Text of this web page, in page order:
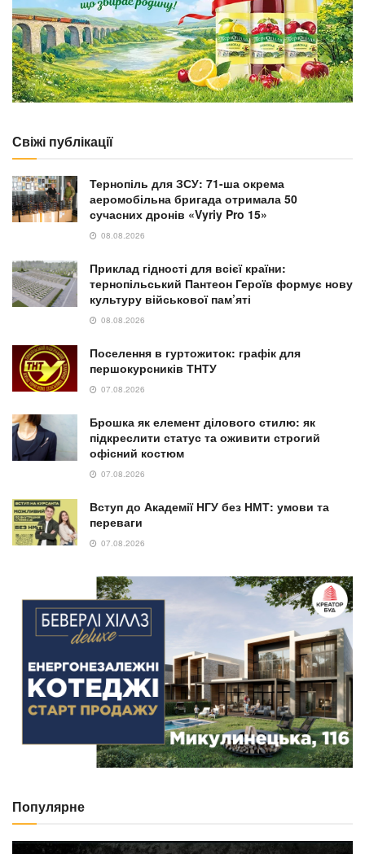
Свіжі публікації
Тернопіль для ЗСУ: 71-ша окрема
аеромобільна бригада отримала 50
сучасних дронів «Vyriy Pro 15»
08.08.2026
Приклад гідності для всієї країни:
тернопільський Пантеон Героїв формує нову
культуру військової пам’яті
08.08.2026
Поселення в гуртожиток: графік для
першокурсників ТНТУ
07.08.2026
Брошка як елемент ділового стилю: як
підкреслити статус та оживити строгий
офісний костюм
07.08.2026
Вступ до Академії НГУ без НМТ: умови та
переваги
07.08.2026
Популярне